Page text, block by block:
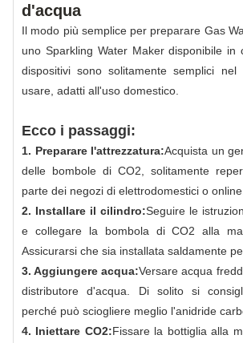
d'acqua
Il modo più semplice per preparare Gas
uno Sparkling Water Maker disponibile in
dispositivi sono solitamente semplici
usare, adatti all'uso domestico.
Ecco i passaggi:
1. Preparare l'attrezzatura:Acquista un
delle bombole di CO2, solitamente
parte dei negozi di elettrodomestici o online.
2. Installare il cilindro:Seguire le
e collegare la bombola di CO2 alla
Assicurarsi che sia installata saldamente
3. Aggiungere acqua:Versare acqua
distributore d'acqua. Di solito si
perché può sciogliere meglio l'anidride
4. Iniettare CO2:Fissare la bottiglia alla